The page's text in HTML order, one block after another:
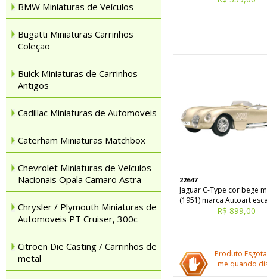
BMW Miniaturas de Veículos
Bugatti Miniaturas Carrinhos
Coleção
Buick Miniaturas de Carrinhos
Antigos
Cadillac Miniaturas de Automoveis
Caterham Miniaturas Matchbox
Chevrolet Miniaturas de Veículos
Nacionais Opala Camaro Astra
Chrysler / Plymouth Miniaturas de
Automoveis PT Cruiser, 300c
Citroen Die Casting / Carrinhos de
metal
22647
Jaguar C-Type cor bege
(1951) marca Autoart
R$ 899,00
Produto
me quando